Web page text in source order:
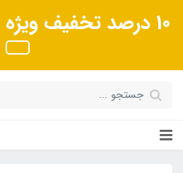
10 درصد تخفیف ویژه به مدت محدود